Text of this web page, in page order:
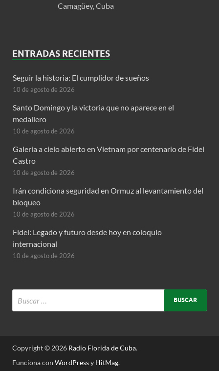
Camagüey, Cuba
ENTRADAS RECIENTES
Seguir la historia: El cumplidor de sueños
10 de agosto de 2026
Santo Domingo y la victoria que no aparece en el
medallero
10 de agosto de 2026
Galería a cielo abierto en Vietnam por centenario de Fidel
Castro
10 de agosto de 2026
Irán condiciona seguridad en Ormuz al levantamiento del
bloqueo
10 de agosto de 2026
Fidel: Legado y futuro desde hoy en coloquio
internacional
10 de agosto de 2026
Copyright © 2026 Radio Florida de Cuba.
Funciona con WordPressy HitMag.